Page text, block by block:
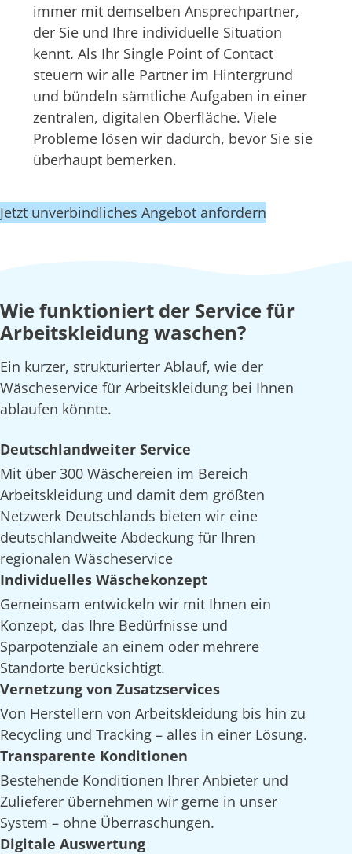
immer mit demselben Ansprechpartner,
der Sie und Ihre individuelle Situation
kennt. Als Ihr Single Point of Contact
steuern wir alle Partner im Hintergrund
und bündeln sämtliche Aufgaben in einer
zentralen, digitalen Oberfläche. Viele
Probleme lösen wir dadurch, bevor Sie sie
überhaupt bemerken.
Jetzt unverbindliches Angebot anfordern
Wie funktioniert der Service für
Arbeitskleidung waschen?
Ein kurzer, strukturierter Ablauf, wie der
Wäscheservice für Arbeitskleidung bei Ihnen
ablaufen könnte.
Deutschlandweiter Service
Mit über 300 Wäschereien im Bereich
Arbeitskleidung und damit dem größten
Netzwerk Deutschlands bieten wir eine
deutschlandweite Abdeckung für Ihren
regionalen Wäscheservice
Individuelles Wäschekonzept
Gemeinsam entwickeln wir mit Ihnen ein
Konzept, das Ihre Bedürfnisse und
Sparpotenziale an einem oder mehrere
Standorte berücksichtigt.
Vernetzung von Zusatzservices
Von Herstellern von Arbeitskleidung bis hin zu
Recycling und Tracking – alles in einer Lösung.
Transparente Konditionen
Bestehende Konditionen Ihrer Anbieter und
Zulieferer übernehmen wir gerne in unser
System – ohne Überraschungen.
Digitale Auswertung